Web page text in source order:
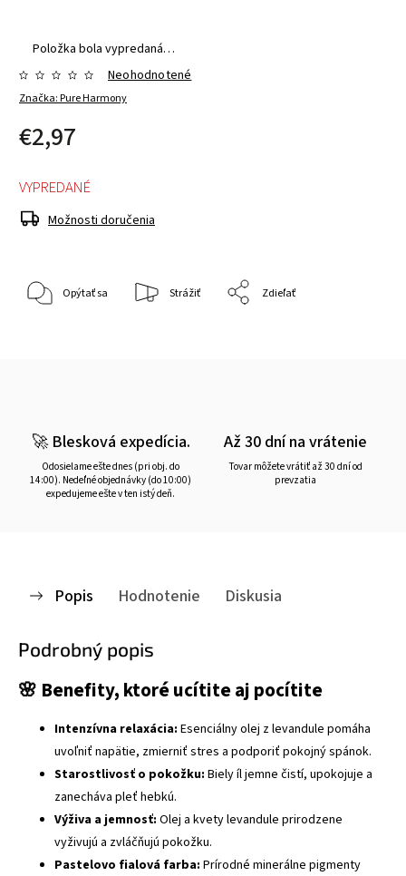
Položka bola vypredaná…
Značka:Pure Harmony
Neohodnotené
€2,97
VYPREDANÉ
Možnosti doručenia
Opýtať sa Strážiť Zdieľať
🚀 Blesková expedícia.
Odosielame ešte dnes (pri obj. do
14:00). Nedeľné objednávky (do 10:00)
expedujeme ešte v ten istý deň.
Až 30 dní na vrátenie
Tovar môžete vrátiť až 30 dní od
prevzatia
Popis Hodnotenie Diskusia
Podrobný popis
🌸 Benefity, ktoré ucítite aj pocítite
Intenzívna relaxácia: Esenciálny olej z levandule pomáha
uvoľniť napätie, zmierniť stres a podporiť pokojný spánok.
Starostlivosť o pokožku: Biely íl jemne čistí, upokojuje a
zanecháva pleť hebkú.
Výživa a jemnosť: Olej a kvety levandule prirodzene
vyživujú a zvláčňujú pokožku.
Pastelovo fialová farba: Prírodné minerálne pigmenty